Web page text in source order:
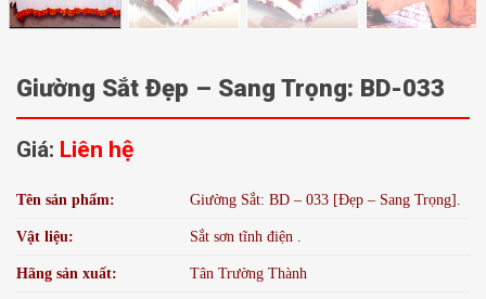
Giường Sắt Đẹp – Sang Trọng: BD-033
Giá: Liên hệ
Tên sản phẩm: Giường Sắt: BD – 033 [Đẹp – Sang Trọng].
Vật liệu: Sắt sơn tĩnh điện .
Hãng sản xuất: Tân Trường Thành